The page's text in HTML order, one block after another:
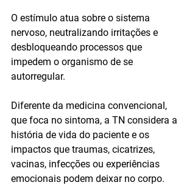
O estímulo atua sobre o sistema
nervoso, neutralizando irritações e
desbloqueando processos que
impedem o organismo de se
autorregular.
Diferente da medicina convencional,
que foca no sintoma, a TN considera a
história de vida do paciente e os
impactos que traumas, cicatrizes,
vacinas, infecções ou experiências
emocionais podem deixar no corpo.